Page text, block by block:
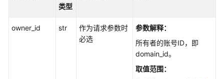
类型
owner_id str
作为请求参数时
必选
参数解释：
所有者的账号ID，即
domain_id。
取值范围：